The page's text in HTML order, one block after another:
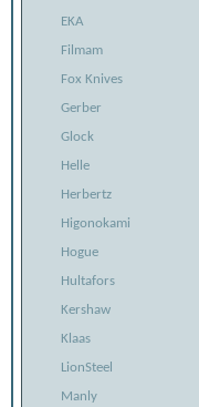
EKA
Filmam
Fox Knives
Gerber
Glock
Helle
Herbertz
Higonokami
Hogue
Hultafors
Kershaw
Klaas
LionSteel
Manly